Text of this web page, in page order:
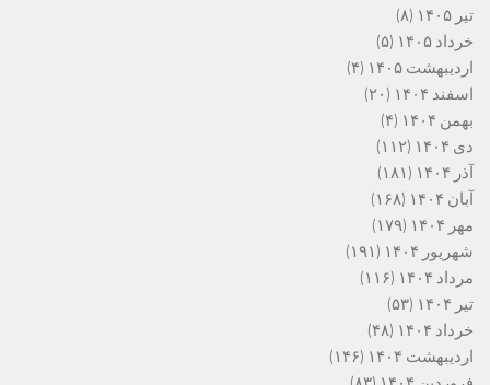
تیر ۱۴۰۵
(۸)
خرداد ۱۴۰۵
(۵)
اردیبهشت ۱۴۰۵
(۴)
اسفند ۱۴۰۴
(۲۰)
بهمن ۱۴۰۴
(۴)
دی ۱۴۰۴
(۱۱۲)
آذر ۱۴۰۴
(۱۸۱)
آبان ۱۴۰۴
(۱۶۸)
مهر ۱۴۰۴
(۱۷۹)
شهریور ۱۴۰۴
(۱۹۱)
مرداد ۱۴۰۴
(۱۱۶)
تیر ۱۴۰۴
(۵۳)
خرداد ۱۴۰۴
(۴۸)
اردیبهشت ۱۴۰۴
(۱۴۶)